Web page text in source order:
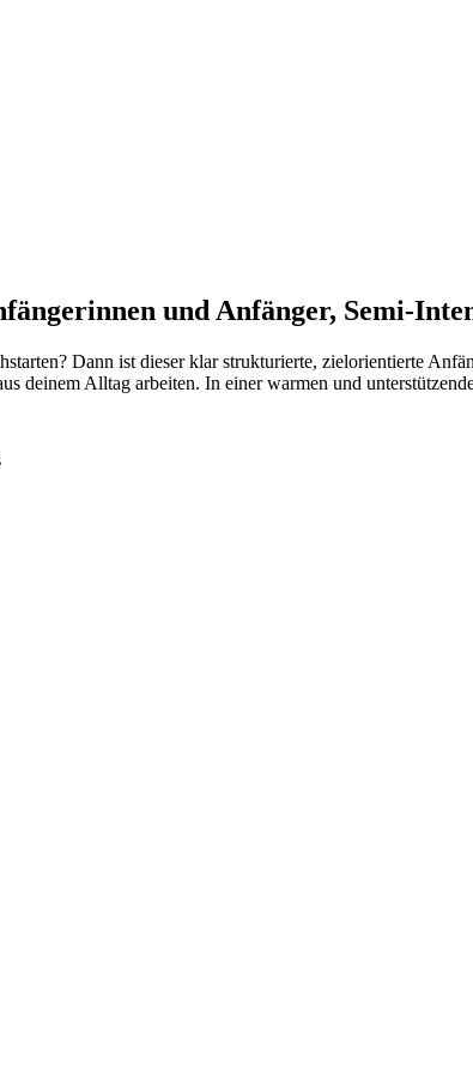
und Anfänger, Semi-
Dann ist dieser klar strukturierte, zielorientierte
deinem Alltag arbeiten. In einer warmen und